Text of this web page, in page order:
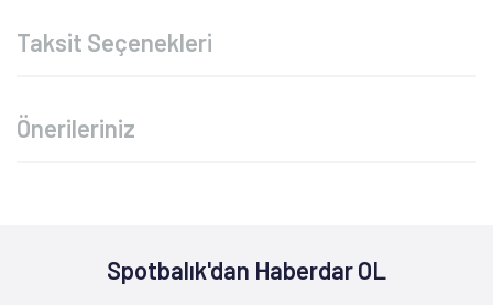
Taksit Seçenekleri
Önerileriniz
Spotbalık'dan Haberdar OL